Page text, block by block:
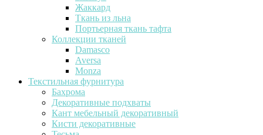
Жаккард
Ткань из льна
Портьерная ткань тафта
Коллекции тканей
Damasco
Aversa
Monza
Текстильная фурнитура
Бахрома
Декоративные подхваты
Кант мебельный декоративный
Кисти декоративные